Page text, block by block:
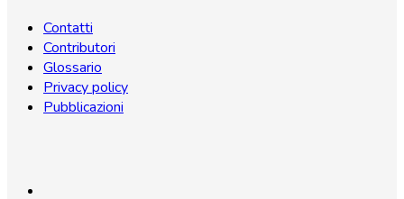
Contatti
Contributori
Glossario
Privacy policy
Pubblicazioni